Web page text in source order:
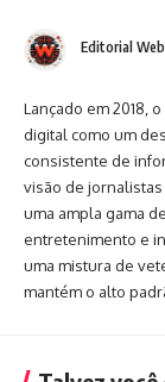
Editorial
Lançado em 2018,
digital como um
consistente de
visão de
uma ampla gama
entretenimento e
uma mistura de
mantém o alto